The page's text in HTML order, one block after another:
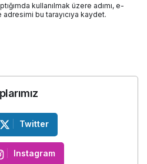
kullanılmak üzere adımı, e-
bu tarayıcıya kaydet.
Twitter
Instagram